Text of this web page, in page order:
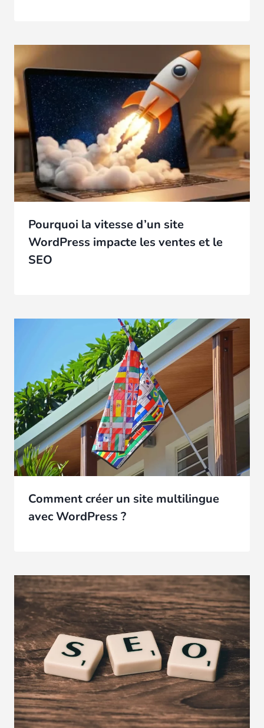
Pourquoi la vitesse d’un site
WordPress impacte les ventes et le
SEO
Comment créer un site multilingue
avec WordPress ?